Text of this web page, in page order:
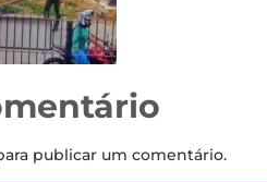
publicar um comentário.